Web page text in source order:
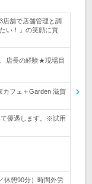
店舗で店舗管理と調
い！」の笑顔に貢
店長の経験★現場目
カフェ＋Garden 滋賀
優遇します。※試用
休憩90分）時間外労